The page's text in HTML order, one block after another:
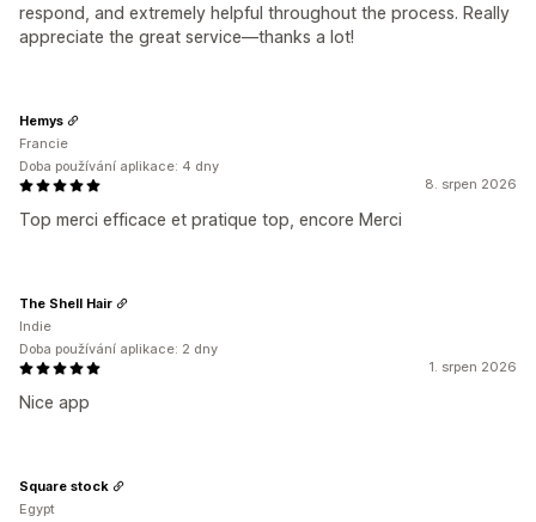
respond, and extremely helpful throughout the process. Really
appreciate the great service—thanks a lot!
8. srpen 2026
Top merci efficace et pratique top, encore Merci
Hemys
Francie
Doba používání aplikace: 4 dny
1. srpen 2026
Nice app
The Shell Hair
Indie
Doba používání aplikace: 2 dny
Square stock
Egypt